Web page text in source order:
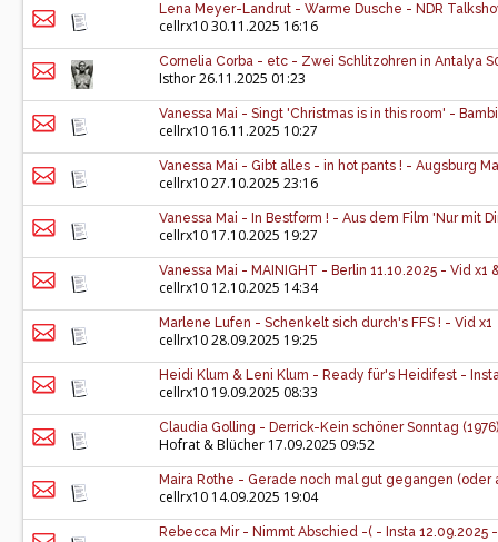
Lena Meyer-Landrut - Warme Dusche - NDR
cellrx1030.11.2025 16:16
Cornelia Corba - etc - Zwei Schlitzohren in Antalya
Isthor26.11.2025 01:23
Vanessa Mai - Singt 'Christmas is in this room' -
cellrx10 16.11.2025 10:27
Vanessa Mai - Gibt alles - in hot pants ! - Augsburg
cellrx1027.10.2025 23:16
Vanessa Mai - In Bestform ! - Aus dem Film 'Nur mit
cellrx10 17.10.2025 19:27
Vanessa Mai - MAINIGHT - Berlin 11.10.2025 - Vid x1
cellrx10 12.10.2025 14:34
Marlene Lufen - Schenkelt sich durch's FFS ! - Vid x1
cellrx1028.09.2025 19:25
Heidi Klum & Leni Klum - Ready für's Heidifest -
cellrx10 19.09.2025 08:33
Claudia Golling - Derrick-Kein schöner Sonntag (1976)
Hofrat & Blücher 17.09.2025 09:52
Maira Rothe - Gerade noch mal gut gegangen (oder
cellrx10 14.09.2025 19:04
Rebecca Mir - Nimmt Abschied -( - Insta 12.09.2025